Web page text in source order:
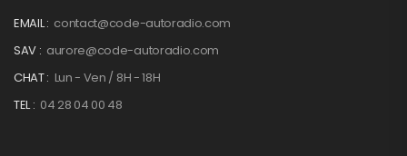
EMAIL : contact@code-autoradio.com
SAV : aurore@code-autoradio.com
CHAT : Lun - Ven / 8H - 18H
TEL : 04 28 04 00 48